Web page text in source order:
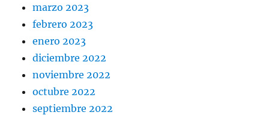
marzo 2023
febrero 2023
enero 2023
diciembre 2022
noviembre 2022
octubre 2022
septiembre 2022